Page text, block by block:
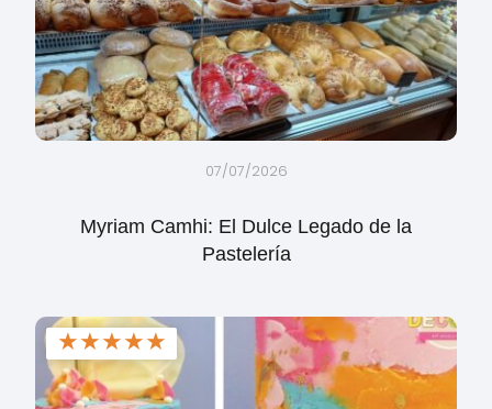
07/07/2026
Myriam Camhi: El Dulce Legado de la
Pastelería
★★★★★